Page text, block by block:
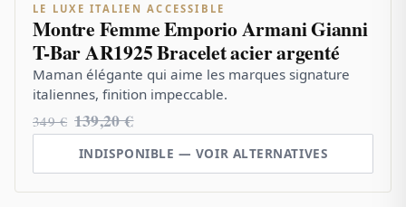
LE LUXE ITALIEN ACCESSIBLE
Montre Femme Emporio Armani Gianni
T-Bar AR1925 Bracelet acier argenté
Maman élégante qui aime les marques signature
italiennes, finition impeccable.
349 € 139,20 €
INDISPONIBLE — VOIR ALTERNATIVES